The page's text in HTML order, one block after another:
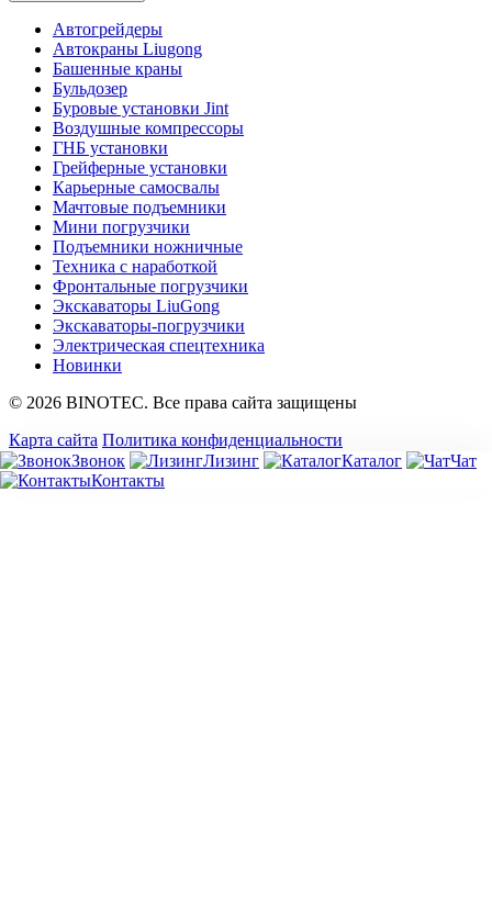
Автогрейдеры
Автокраны Liugong
Башенные краны
Бульдозер
Буровые установки Jint
Воздушные компрессоры
ГНБ установки
Грейферные установки
Карьерные самосвалы
Мачтовые подъемники
Мини погрузчики
Подъемники ножничные
Техника с наработкой
Фронтальные погрузчики
Экскаваторы LiuGong
Экскаваторы-погрузчики
Электрическая спецтехника
Новинки
© 2026 BINOTEC. Все права сайта защищены
Карта сайта Политика конфиденциальности
Звонок
Лизинг Каталог
Чат
Контакты